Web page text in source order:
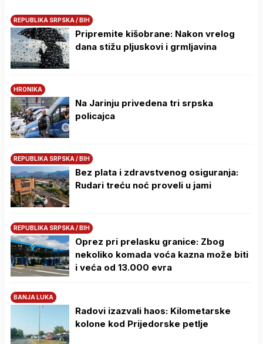
REPUBLIKA SRPSKA / BIH
Pripremite kišobrane: Nakon vrelog
dana stižu pljuskovi i grmljavina
HRONIKA
Na Јarinju privedena tri srpska
policajca
REPUBLIKA SRPSKA / BIH
Bez plata i zdravstvenog osiguranja:
Rudari treću noć proveli u jami
REPUBLIKA SRPSKA / BIH
Oprez pri prelasku granice: Zbog
nekoliko komada voća kazna može biti
i veća od 13.000 evra
BANJA LUKA
Radovi izazvali haos: Kilometarske
kolone kod Prijedorske petlje